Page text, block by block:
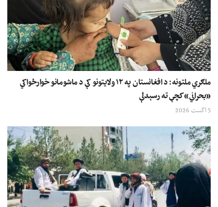
ملګري ملتونه: د افغانستان په ۱۲ ولایتونو کې د ماشومانو خوارځواکي
«بحراني» کچې ته رسېدلې
5 اگست 2026